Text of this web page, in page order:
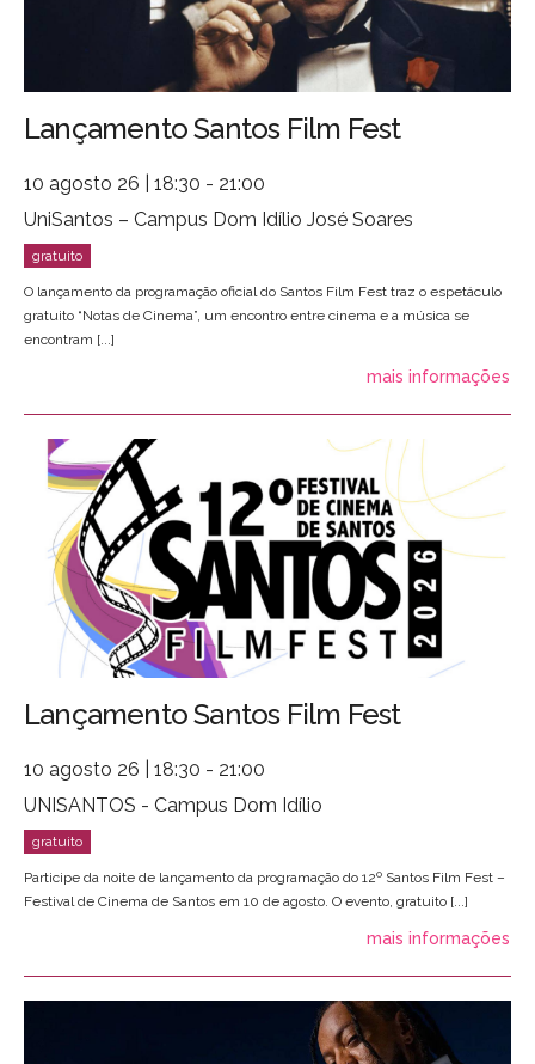
Lançamento Santos Film Fest
10 agosto 26 | 18:30 - 21:00
UniSantos – Campus Dom Idílio José Soares
O lançamento da programação oficial do Santos Film Fest traz o espetáculo
gratuito “Notas de Cinema”, um encontro entre cinema e a música se
encontram [...]
mais informações
Lançamento Santos Film Fest
10 agosto 26 | 18:30 - 21:00
UNISANTOS - Campus Dom Idílio
Participe da noite de lançamento da programação do 12º Santos Film Fest –
Festival de Cinema de Santos em 10 de agosto. O evento, gratuito [...]
mais informações